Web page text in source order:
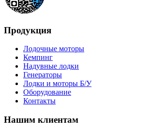
Продукция
Лодочные моторы
Кемпинг
Надувные лодки
Генераторы
Лодки и моторы Б/У
Оборудование
Контакты
Нашим клиентам